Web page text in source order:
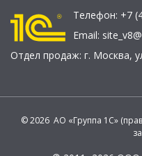
Телефон: +7
Email:
Отдел продаж: г. Москва,
© 2026 АО «Группа 1С»